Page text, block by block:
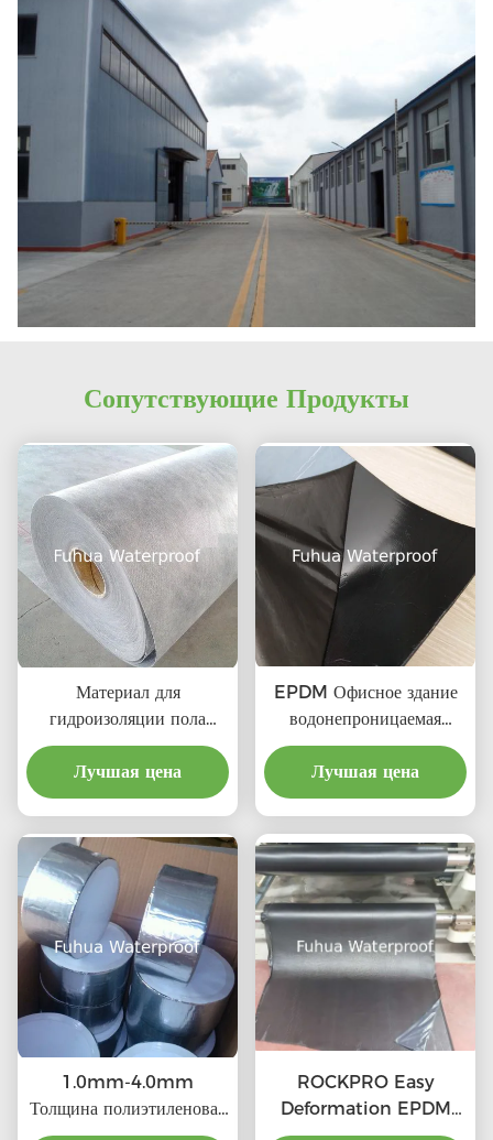
Сопутствующие Продукты
Материал для
гидроизоляции пола
ванной комнаты PP PE
полиэтилен
полипропилен
долговечной защитой
Лучшая цена
EPDM Офисное здание
водонепроницаемая
мембрана 60mil УФ-
устойчивые резиновые
кровельные мембраны
Лучшая цена
1.0mm-4.0mm
Толщина полиэтиленовая
бутиловая лента для
ROCKPRO Easy
Deformation EPDM
резиновая